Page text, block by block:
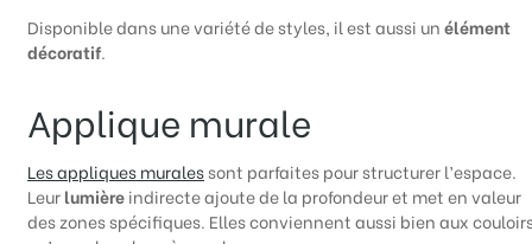
Disponible dans une variété de styles, il est aussi unélément
décoratif.
Applique murale
Les appliques muralessont parfaites pour structurer l’espace.
Leurlumièreindirecte ajoute de la profondeur et met en valeur
des zones spécifiques. Elles conviennent aussi bien aux